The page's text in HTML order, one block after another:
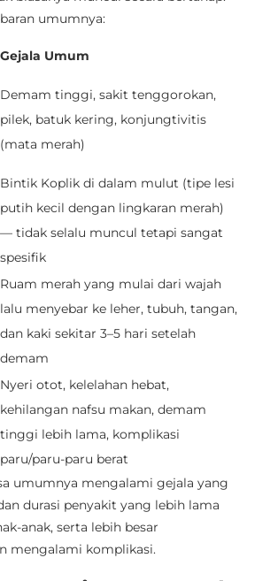
umumnya:
Gejala Umum
Demam tinggi, sakit tenggorokan,
pilek, batuk kering, konjungtivitis
(mata merah)
Bintik Koplik di dalam mulut (tipe lesi
putih kecil dengan lingkaran merah)
— tidak selalu muncul tetapi sangat
spesifik
Ruam merah yang mulai dari wajah
lalu menyebar ke leher, tubuh, tangan,
dan kaki sekitar 3–5 hari setelah
demam
Nyeri otot, kelelahan hebat,
kehilangan nafsu makan, demam
tinggi lebih lama, komplikasi
paru/paru-paru berat
umumnya mengalami gejala yang
durasi penyakit yang lebih lama
anak, serta lebih besar
mengalami komplikasi.